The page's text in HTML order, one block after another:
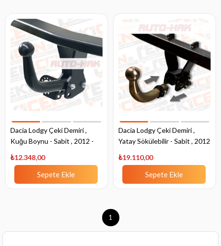
Dacia Lodgy Çeki Demiri ,
Kuğu Boynu - Sabit , 2012 -
₺12.348,00
Sepete Ekle
Dacia Lodgy Çeki Demiri ,
Yatay Sökülebilir - Sabit , 2012
₺19.110,00
Sepete Ekle
1